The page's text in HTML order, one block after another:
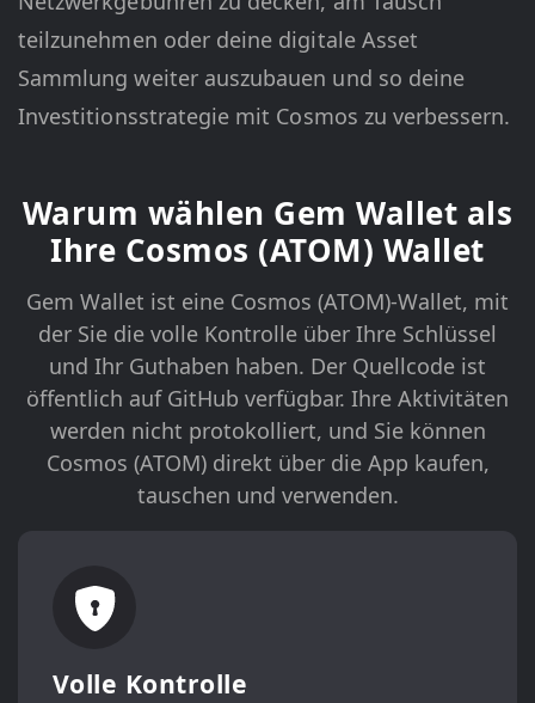
teilzunehmen oder deine digitale Asset
Sammlung weiter auszubauen und so deine
Investitionsstrategie mit Cosmos zu verbessern.
Warum wählen Gem Wallet als
Ihre Cosmos (ATOM) Wallet
Gem Wallet ist eine Cosmos (ATOM)-Wallet, mit
der Sie die volle Kontrolle über Ihre Schlüssel
und Ihr Guthaben haben. Der Quellcode ist
öffentlich auf GitHub verfügbar. Ihre Aktivitäten
werden nicht protokolliert, und Sie können
Cosmos (ATOM) direkt über die App kaufen,
tauschen und verwenden.
Volle Kontrolle